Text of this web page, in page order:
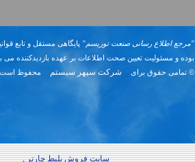
"مرجع اطلاع رسانی صنعت توریسم" پایگاهی مستقل و تابع
بوده و مسئوليت تعیین صحت اطلاعات بر عهده بازدیدکننده می
© تمامی حقوق برای
شرکت سپهر سیستم محفوظ است
سایت فروش بلیط چارتر ,